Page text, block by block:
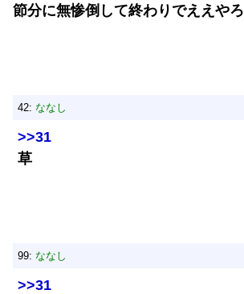
節分に無惨倒して終わりでええやろ
42: ななし
>>31
草
99: ななし
>>31